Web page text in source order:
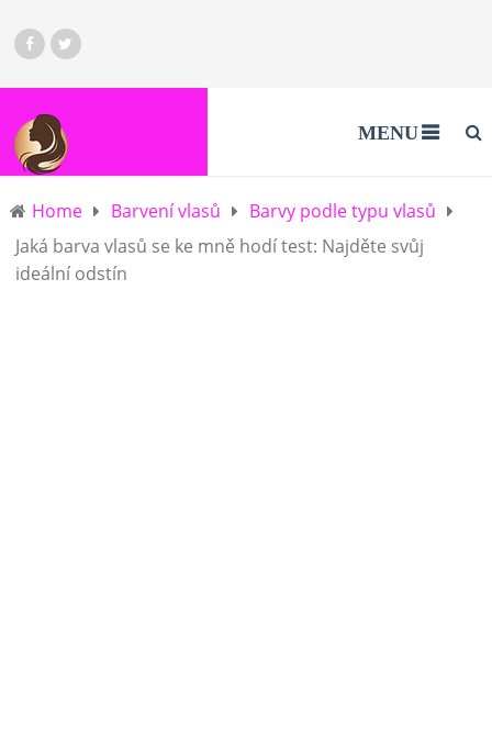
MENU
Home Barvení vlasů
Barvy podle typu vlasů
Jaká barva vlasů se ke mně hodí test: Najděte svůj
ideální odstín